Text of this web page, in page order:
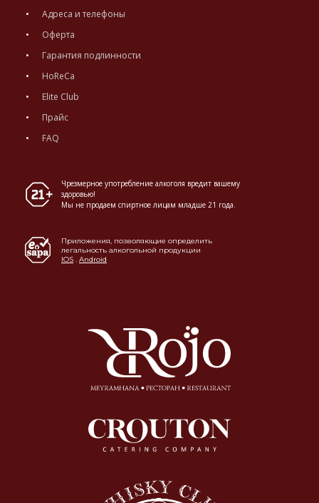
Адреса и телефоны
Оферта
Гарантия подлинности
HoReCa
Elite Club
Прайс
FAQ
Чрезмерное употребление алкоголя вредит вашему
здоровью!
Мы не продаем спиртное лицам младше 21 года.
Приложения, позволяющие определить
легальность алкогольной продукции
IOS . Android